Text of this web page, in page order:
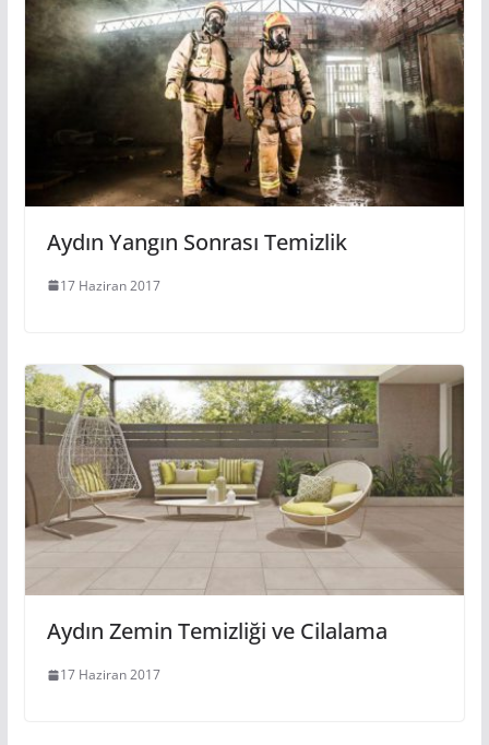
Aydın Yangın Sonrası Temizlik
17 Haziran 2017
Aydın Zemin Temizliği ve Cilalama
17 Haziran 2017